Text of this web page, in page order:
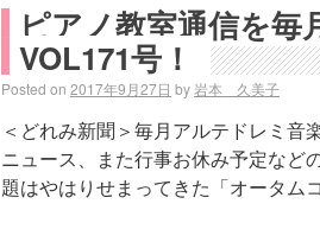
ピアノ教室通信を毎
VOL171号！
Posted on 2017年9月27日 by 岩本 久美子
＜どれみ新聞＞毎月アルテドレミ音
ニュース、また行事お休み予定など
題はやはりせまってきた「オータム